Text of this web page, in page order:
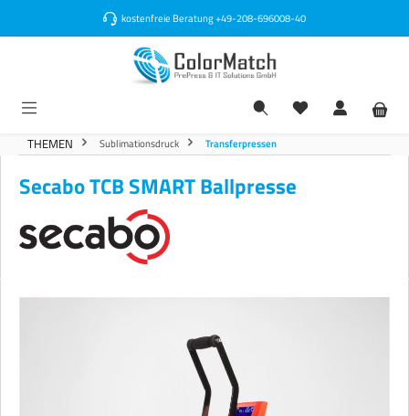
kostenfreie Beratung+49-208-696008-40
THEMEN Sublimationsdruck Transferpressen
Secabo TCB SMART Ballpresse